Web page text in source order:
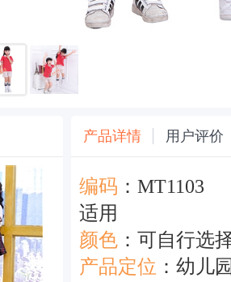
产品详情 用户评价
编码 ：MT1103
适用
颜色 ：可自行
产品定位 ：幼儿